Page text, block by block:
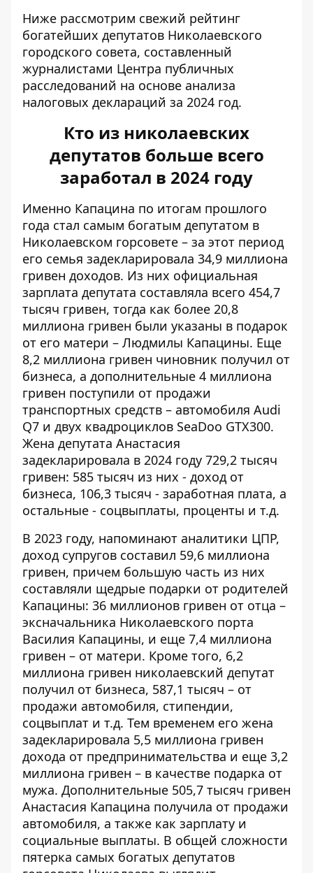
Ниже рассмотрим свежий рейтинг
богатейших депутатов Николаевского
городского совета, составленный
журналистами Центра публичных
расследований на основе анализа
налоговых деклараций за 2024 год.
Кто из николаевских
депутатов больше всего
заработал в 2024 году
Именно Капацина по итогам прошлого
года стал самым богатым депутатом в
Николаевском горсовете – за этот период
его семья задекларировала 34,9 миллиона
гривен доходов. Из них официальная
зарплата депутата составляла всего 454,7
тысяч гривен, тогда как более 20,8
миллиона гривен были указаны в подарок
от его матери – Людмилы Капацины. Еще
8,2 миллиона гривен чиновник получил от
бизнеса, а дополнительные 4 миллиона
гривен поступили от продажи
транспортных средств – автомобиля Audi
Q7 и двух квадроциклов SeaDoo GTX300.
Жена депутата Анастасия
задекларировала в 2024 году 729,2 тысяч
гривен: 585 тысяч из них - доход от
бизнеса, 106,3 тысяч - заработная плата, а
остальные - соцвыплаты, проценты и т.д.
В 2023 году, напоминают аналитики ЦПР,
доход супругов составил 59,6 миллиона
гривен, причем большую часть из них
составляли щедрые подарки от родителей
Капацины: 36 миллионов гривен от отца –
эксначальника Николаевского порта
Василия Капацины, и еще 7,4 миллиона
гривен – от матери. Кроме того, 6,2
миллиона гривен николаевский депутат
получил от бизнеса, 587,1 тысяч – от
продажи автомобиля, стипендии,
соцвыплат и т.д. Тем временем его жена
задекларировала 5,5 миллиона гривен
дохода от предпринимательства и еще 3,2
миллиона гривен – в качестве подарка от
мужа. Дополнительные 505,7 тысяч гривен
Анастасия Капацина получила от продажи
автомобиля, а также как зарплату и
социальные выплаты. В общей сложности
пятерка самых богатых депутатов